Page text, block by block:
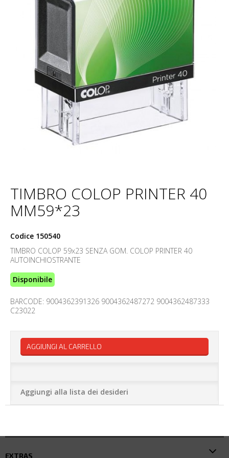
TIMBRO COLOP PRINTER 40
MM59*23
Codice 150540
TIMBRO COLOP 59x23 SENZA GOM. COLOP PRINTER 40
AUTOINCHIOSTRANTE
Disponibile
BARCODE: 9004362391326 9004362487272 9004362487333
C23022
AGGIUNGI AL CARRELLO
Aggiungi alla lista dei desideri
EXTRAS